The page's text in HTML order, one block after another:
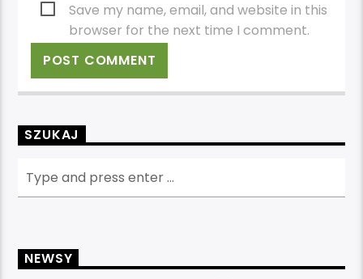
Save my name, email, and website in this
browser for the next time I comment.
SZUKAJ
NEWSY